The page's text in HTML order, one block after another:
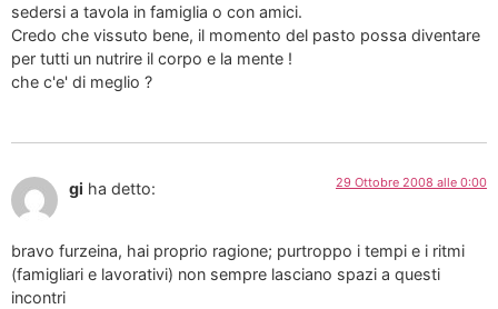
sedersi a tavola in famiglia o con amici.
Credo che vissuto bene, il momento del pasto possa diventare
per tutti un nutrire il corpo e la mente !
che c'e' di meglio ?
gi ha detto: 29 Ottobre 2008 alle 0:00
bravo furzeina, hai proprio ragione; purtroppo i tempi e i ritmi
(famigliari e lavorativi) non sempre lasciano spazi a questi
incontri